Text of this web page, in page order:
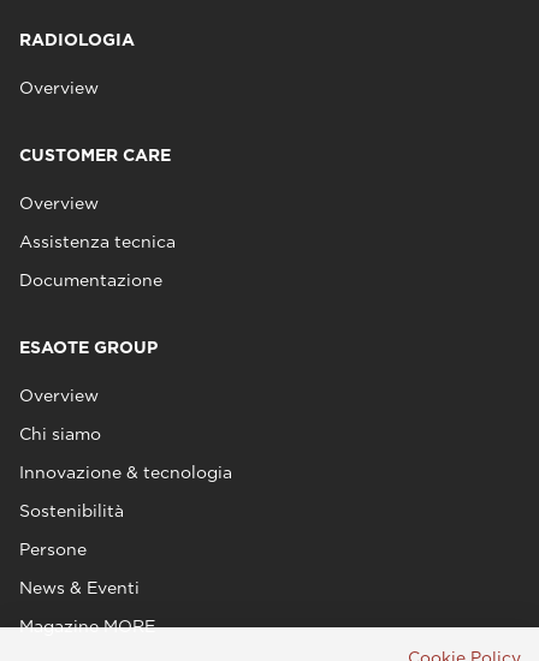
RADIOLOGIA
Overview
CUSTOMER CARE
Overview
Assistenza tecnica
Documentazione
ESAOTE GROUP
Overview
Chi siamo
Innovazione & tecnologia
Sostenibilità
Persone
News & Eventi
Magazine MORE